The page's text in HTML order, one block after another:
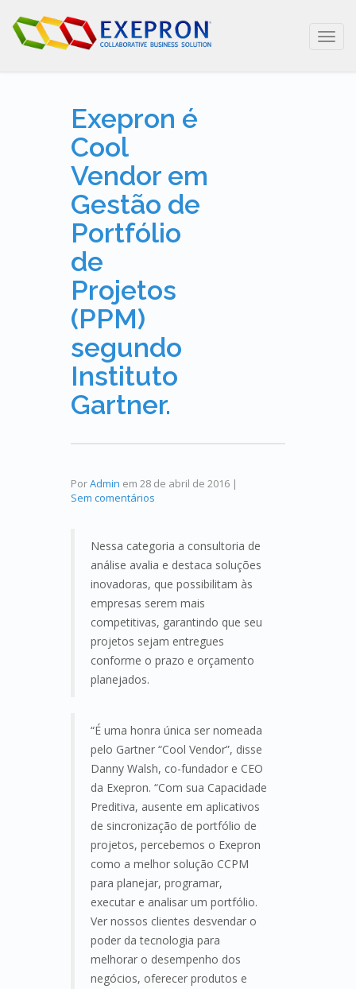
Exepron é
Cool
Vendor em
Gestão de
Portfólio
de
Projetos
(PPM)
segundo
Instituto
Gartner.
PorAdmin em 28 de abril de 2016 |
Sem comentários
Nessa categoria a consultoria de
análise avalia e destaca soluções
inovadoras, que possibilitam às
empresas serem mais
competitivas, garantindo que seu
projetos sejam entregues
conforme o prazo e orçamento
planejados.
“É uma honra única ser nomeada
pelo Gartner “Cool Vendor”, disse
Danny Walsh, co-fundador e CEO
da Exepron. “Com sua Capacidade
Preditiva, ausente em aplicativos
de sincronização de portfólio de
projetos, percebemos o Exepron
como a melhor solução CCPM
para planejar, programar,
executar e analisar um portfólio.
Ver nossos clientes desvendar o
poder da tecnologia para
melhorar o desempenho dos
negócios, oferecer produtos e